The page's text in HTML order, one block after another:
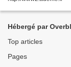
Hébergé par
Top articles
Pages